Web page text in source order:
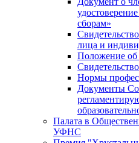
сборам»
лица и
Положение об
Нормы
Документы
Палата в
УФНС